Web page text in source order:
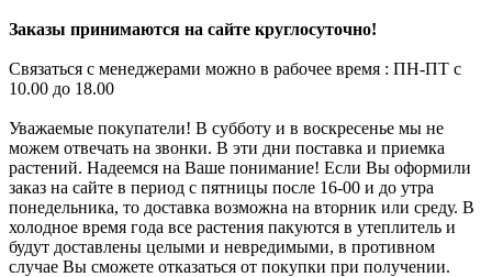
Заказы принимаются на сайте круглосуточно!
Связаться с менеджерами можно в рабочее время : ПН-ПТ с
10.00 до 18.00
Уважаемые покупатели! В субботу и в воскресенье мы не
можем отвечать на звонки. В эти дни поставка и приемка
растений. Надеемся на Ваше понимание! Если Вы оформили
заказ на сайте в период с пятницы после 16-00 и до утра
понедельника, то доставка возможна на вторник или среду. В
холодное время года все растения пакуются в утеплитель и
будут доставлены целыми и невредимыми, в противном
случае Вы сможете отказаться от покупки при получении.